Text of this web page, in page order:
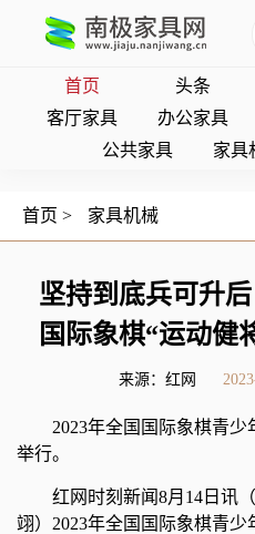
首页 头条
客厅家具
办公家具
公共家具
家具
首页 > 家具机械
坚持到底兵可升
国际象棋“运动健
来源：红网
2023年全国国际象棋青
举行。
红网时刻新闻8月14日讯
翊）2023年全国国际象棋青